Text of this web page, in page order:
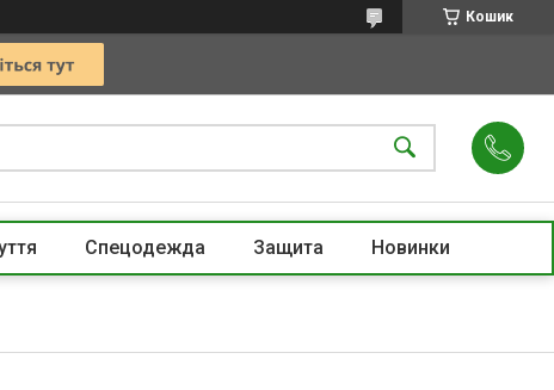
Кошик
Спецодежда Защита Новинки